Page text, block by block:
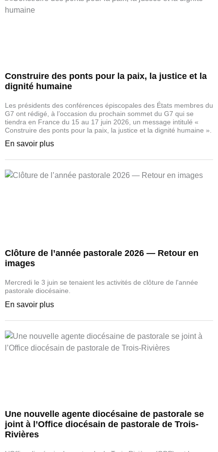
Construire des ponts pour la paix, la justice et la
dignité humaine
Les présidents des conférences épiscopales des États membres du
G7 ont rédigé, à l’occasion du prochain sommet du G7 qui se
tiendra en France du 15 au 17 juin 2026, un message intitulé «
Construire des ponts pour la paix, la justice et la dignité humaine ».
En savoir plus
Clôture de l’année pastorale 2026 — Retour en
images
Mercredi le 3 juin se tenaient les activités de clôture de l'année
pastorale diocésaine.
En savoir plus
Une nouvelle agente diocésaine de pastorale se
joint à l’Office diocésain de pastorale de Trois-
Rivières